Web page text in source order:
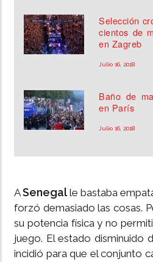
Selección
cientos de
en Zagreb
Julio 16, 2018
Baño de
en París
Julio 16, 2018
ASenegalle bastaba
forzó demasiado las cosas.
su potencia física y no
juego. El estado disminuido
incidió para que el conjunto